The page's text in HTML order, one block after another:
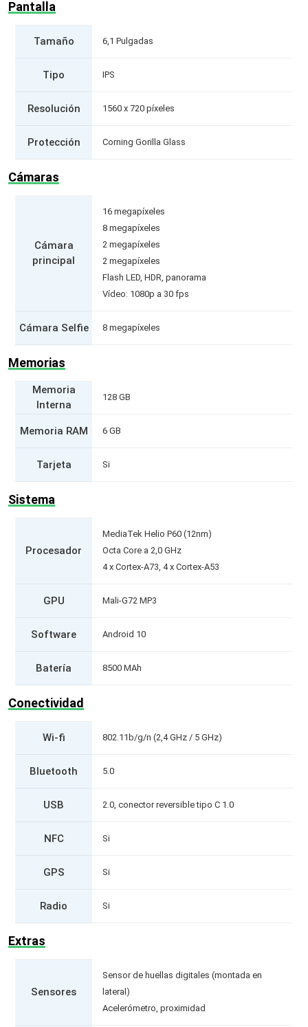
Pantalla
Tamaño 6,1 Pulgadas
Tipo IPS
Resolución 1560 x 720 píxeles
Protección Corning Gorilla Glass
Cámaras
Cámara
principal
16 megapíxeles
8 megapíxeles
2 megapíxeles
2 megapíxeles
Flash LED, HDR, panorama
Vídeo: 1080p a 30 fps
Cámara Selfie 8 megapíxeles
Memorias
Memoria
Interna
128 GB
Memoria RAM 6 GB
Tarjeta Si
Sistema
Procesador
MediaTek Helio P60 (12nm)
Octa Core a 2,0 GHz
4 x Cortex-A73, 4 x Cortex-A53
GPU Mali-G72 MP3
Software Android 10
Batería 8500 MAh
Conectividad
Wi-fi 802.11b/g/n (2,4 GHz / 5 GHz)
Bluetooth 5.0
USB 2.0, conector reversible tipo C 1.0
NFC Si
GPS Si
Radio Si
Extras
Sensores
Sensor de huellas digitales (montada en
lateral)
Acelerómetro, proximidad